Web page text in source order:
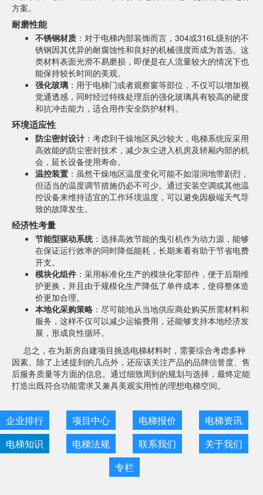
方案。
耐磨性能
不锈钢材质 ：对于电梯内部装饰而言，304或316L级别的不
锈钢因其优异的耐腐蚀性和良好的机械强度而成为首选。这
类材料表面光滑不易磨损，即便是在人流量较大的情况下也
能保持较长时间的美观。
强化玻璃 ：用于电梯门或者观察窗等部位，不仅可以增加视
觉通透感，同时经过特殊处理后的强化玻璃具有较高的硬度
和抗冲击能力，适合用作安全防护材料。
环境适应性
防尘密封设计 ：考虑到干燥地区风沙较大，电梯系统应采用
高效能的防尘密封技术，减少灰尘进入机房及轿厢内部的机
会，延长设备使用寿命。
温控装置 ：虽然干燥地区温度变化可能不如湿润地带剧烈，
但适当的温度调节措施仍必不可少。通过安装空调或其他温
控设备来维持适宜的工作环境温度，可以避免因极端天气导
致的故障发生。
经济性考量
节能型驱动系统：选择高效节能的曳引机作为动力源，能够
在保证运行效率的同时降低能耗，长期来看有助于节省电费
开支。
模块化组件 ：采用标准化生产的模块化零部件，便于后期维
护更换，并且由于规模化生产降低了单件成本，使得整体造
价更加合理。
本地化采购策略 ：尽可能地从当地供应商处购买所需材料和
服务，这样不仅可以减少运输费用，还能够支持本地经济发
展，形成良性循环。
总之，在为新房自建项目挑选电梯材料时，需要综合考虑多种
因素。除了上述提到的几点外，还应该关注产品的品牌信誉度、售
后服务质量等方面的信息。通过细致周到的规划与选择，最终定能
打造出既符合功能需求又兼具美观实用性的理想电梯空间。
企业排行 项目中心 电梯报价
电梯资讯
电梯知识
电梯法规 联系我们
关于我们
专栏